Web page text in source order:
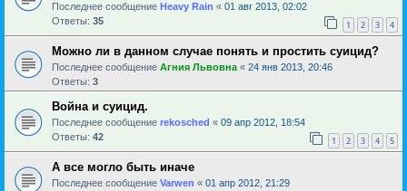
Последнее сообщение Heavy Rain « 01 авг 2013, 02:02
Ответы: 35 1 2 3 4
Можно ли в данном случае понять и простить суицид?
Последнее сообщение Агния Львовна « 24 янв 2013, 20:46
Ответы: 3
Война и суицид.
Последнее сообщение rekosched « 09 апр 2012, 18:54
Ответы: 42 1 2 3 4 5
А все могло быть иначе
Последнее сообщение Varwen « 01 апр 2012, 21:29